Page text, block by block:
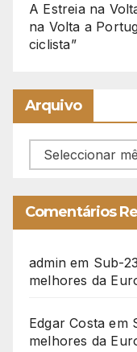
A Estreia na
na Volta a
ciclista”
Arquivo
Arquivo
Comentários
admin em Sub-
melhores da
Edgar Costa em
melhores da